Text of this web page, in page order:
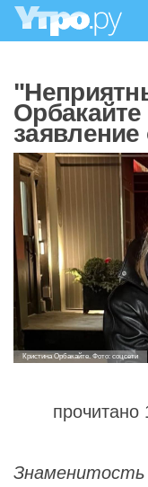
Кристина Орбакайте. Фото: соцсети
прочитано
Знаменитость